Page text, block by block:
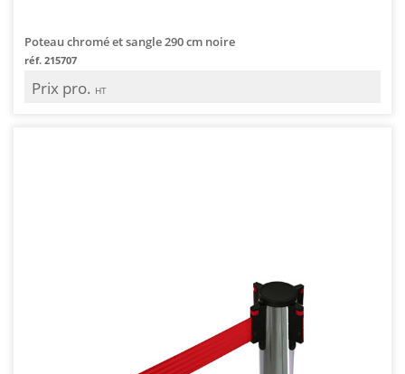
Poteau chromé et sangle 290 cm noire
réf. 215707
Prix pro. HT